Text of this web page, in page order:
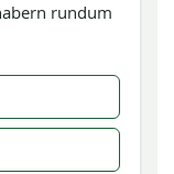
rundum